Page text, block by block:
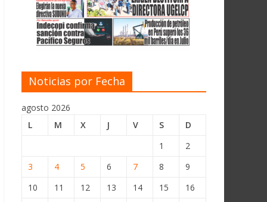
Noticias por Fecha
agosto 2026
L
M X J V S
D
1
2
3
4 5 6 7 8
9
10
11 12 13 14 15
16